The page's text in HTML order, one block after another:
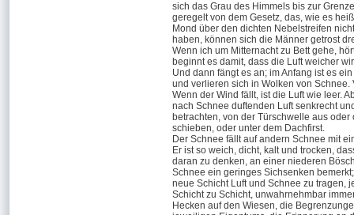
sich das Grau des Himmels bis zur
geregelt von dem Gesetz, das, wie es
Mond über den dichten Nebelstreifen
haben, können sich die Männer getrost
Wenn ich um Mitternacht zu Bett gehe,
beginnt es damit, dass die Luft weicher
Und dann fängt es an; im Anfang ist es
und verlieren sich in Wolken von
Wenn der Wind fällt, ist die Luft wie leer.
nach Schnee duftenden Luft senkrecht
betrachten, von der Türschwelle aus
schieben, oder unter dem Dachfirst.
Der Schnee fällt auf andern Schnee mit
Er ist so weich, dicht, kalt und trocken,
daran zu denken, an einer niederen
Schnee ein geringes Sichsenken
neue Schicht Luft und Schnee zu tragen,
Schicht zu Schicht, unwahrnehmbar
Hecken auf den Wiesen, die